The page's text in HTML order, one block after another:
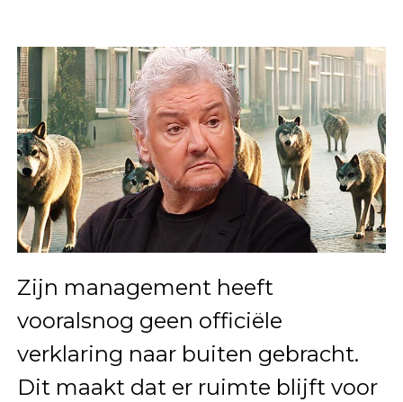
Zijn management heeft
vooralsnog geen officiële
verklaring naar buiten gebracht.
Dit maakt dat er ruimte blijft voor